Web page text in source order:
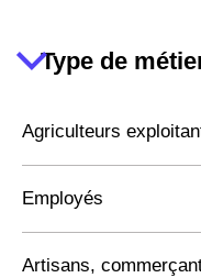
Type de
Agriculteurs
Employés
Artisans,